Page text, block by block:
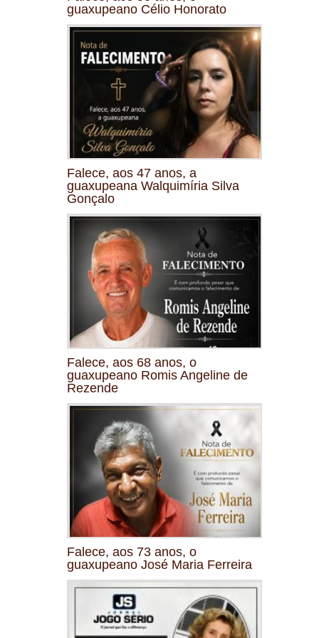
guaxupeano Célio Honorato
Falece, aos 47 anos, a
guaxupeana Walquimíria Silva
Gonçalo
Falece, aos 68 anos, o
guaxupeano Romis Angeline de
Rezende
Falece, aos 73 anos, o
guaxupeano José Maria Ferreira